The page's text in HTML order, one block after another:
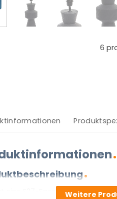
6
eine E27-Fassung.Weitere